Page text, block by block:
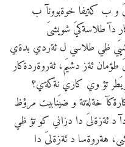
و ب كةيفا خوةبوونآ ب
دآ طلاسةكيَ شويشىَ
دشيَي ظي طلاسي ل ئةردي بدةي
ئةز دشيَم، ثةروةردةكار
تؤ وي كاري نةكةي؟
خةلةتة و ضيَنابيت مرؤظ
د ئةزةلىَ دا دزاني كو تؤ ظي
هةروةسا د ئةزةلىَ دا